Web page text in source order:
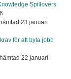
Spillovers
23 januari
för att byta jobb
hämtad 22 januari